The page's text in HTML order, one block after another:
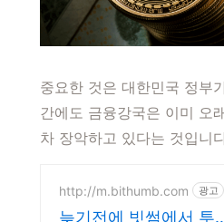
중요한 것은 대한민국 정부
간에도 금융강국은 이미 오
차 장악하고 있다는 것입니
http://m.bithumb.com 광고
늦기전에 빗썸에서 투